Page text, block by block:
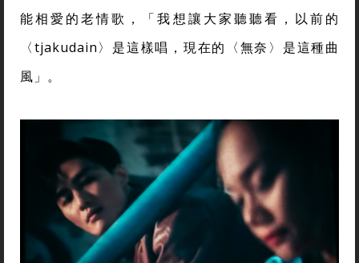
能相愛的老情歌，「我想讓大家聽聽看，以前的
〈tjakudain〉是這樣唱，現在的〈無奈〉是這種曲
風」。